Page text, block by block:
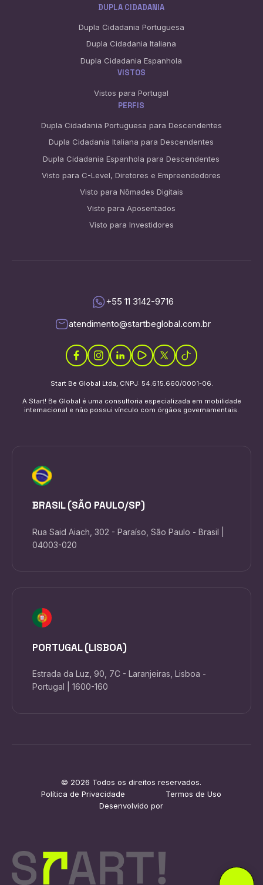
DUPLA CIDADANIA
Dupla Cidadania Portuguesa
Dupla Cidadania Italiana
Dupla Cidadania Espanhola
VISTOS
Vistos para Portugal
PERFIS
Dupla Cidadania Portuguesa para Descendentes
Dupla Cidadania Italiana para Descendentes
Dupla Cidadania Espanhola para Descendentes
Visto para C-Level, Diretores e Empreendedores
Visto para Nômades Digitais
Visto para Aposentados
Visto para Investidores
+55 11 3142-9716
atendimento@startbeglobal.com.br
Start Be Global Ltda, CNPJ: 54.615.660/0001-06.
A Start! Be Global é uma consultoria especializada em mobilidade
internacional e não possui vínculo com órgãos governamentais.
BRASIL (SÃO PAULO/SP)
Rua Said Aiach, 302 - Paraíso, São Paulo - Brasil |
04003-020
PORTUGAL (LISBOA)
Estrada da Luz, 90, 7C - Laranjeiras, Lisboa -
Portugal | 1600-160
© 2026 Todos os direitos reservados.
Política de Privacidade
Termos de Uso
Desenvolvido por